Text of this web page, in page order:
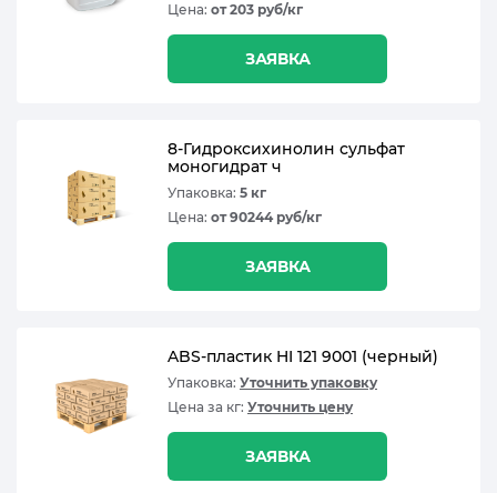
Цена: от 203 руб/кг
ЗАЯВКА
8-Гидроксихинолин сульфат
моногидрат ч
Упаковка: 5 кг
Цена: от 90244 руб/кг
ЗАЯВКА
ABS-пластик HI 121 9001 (черный)
Упаковка: Уточнить упаковку
Цена за кг: Уточнить цену
ЗАЯВКА